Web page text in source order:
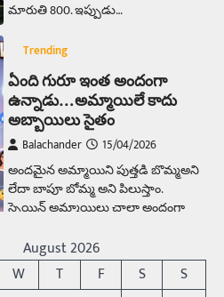
మారుతి 800. ఇప్పుడు…
Trending
ఏంది గురూ ఇంత అందంగా
ఉన్నాడు…అమ్మాయిలే కాదు
అబ్బాయిలు సైతం
Balachander
15/04/2026
అందమైన అమ్మాయిని పుత్తడి బొమ్మఅని
లేదా బాపూ బోమ్మ అని పిలుస్తాం.
స్పెయిన్‌ అమ్మాయిలు చాలా అందంగా
Trending
August 2026
W T F S
S